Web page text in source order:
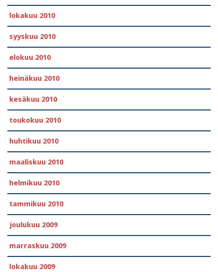
lokakuu 2010
syyskuu 2010
elokuu 2010
heinäkuu 2010
kesäkuu 2010
toukokuu 2010
huhtikuu 2010
maaliskuu 2010
helmikuu 2010
tammikuu 2010
joulukuu 2009
marraskuu 2009
lokakuu 2009